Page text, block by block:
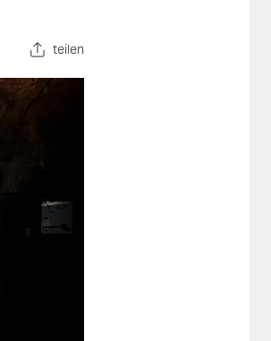
teilen